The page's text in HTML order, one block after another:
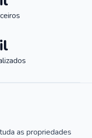
as propriedades